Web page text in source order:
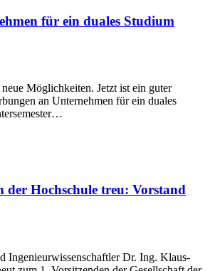
für ein duales Studium
Möglichkeiten. Jetzt ist ein guter
an Unternehmen für ein duales
der Hochschule treu: Vorstand
Ingenieurwissenschaftler Dr. Ing. Klaus-